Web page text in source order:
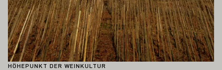
HÖHEPUNKT DER WEINKULTUR